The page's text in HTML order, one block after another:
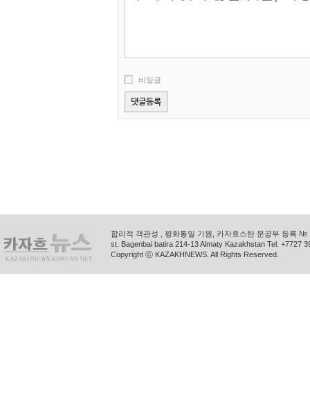
비밀글
합리적 객관성 , 평화통일 기원, 카자흐스탄 문공부 등록
st. Bagenbai batira 214-13 Almaty Kazakhstan Tel. +7727
Copyright ⓒ KAZAKHNEWS. All Rights Reserved.